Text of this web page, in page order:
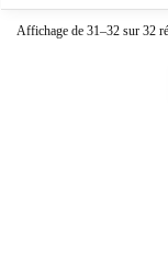
Affichage de 31–32 sur 32